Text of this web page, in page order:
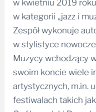
w kwietniu 2019
w kategorii „jazz i
Zespół wykonuje
w stylistyce
Muzycy wchodzący
swoim koncie wiele
artystycznych, m.in.
festiwalach takich